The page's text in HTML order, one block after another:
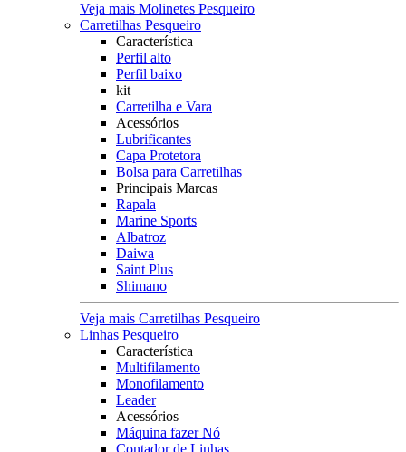
Veja mais Molinetes Pesqueiro
Carretilhas Pesqueiro
Característica
Perfil alto
Perfil baixo
kit
Carretilha e Vara
Acessórios
Lubrificantes
Capa Protetora
Bolsa para Carretilhas
Principais Marcas
Rapala
Marine Sports
Albatroz
Daiwa
Saint Plus
Shimano
Veja mais Carretilhas Pesqueiro
Linhas Pesqueiro
Característica
Multifilamento
Monofilamento
Leader
Acessórios
Máquina fazer Nó
Contador de Linhas